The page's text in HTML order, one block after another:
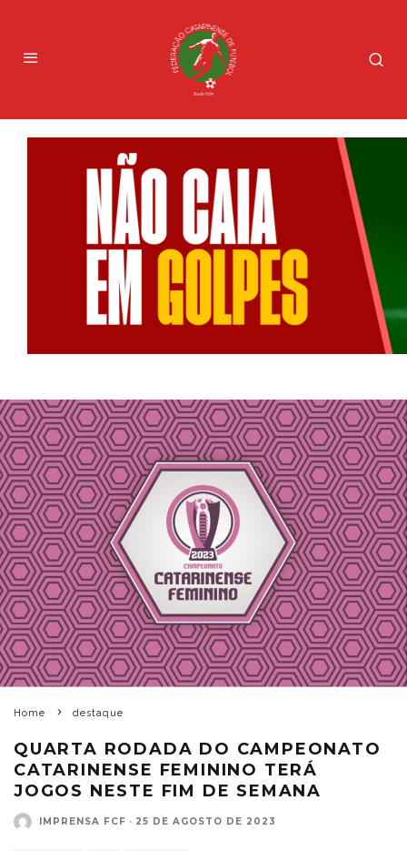
Home destaque
QUARTA RODADA DO CAMPEONATO
CATARINENSE FEMININO TERÁ
JOGOS NESTE FIM DE SEMANA
IMPRENSA FCF · 25 DE AGOSTO DE 2023